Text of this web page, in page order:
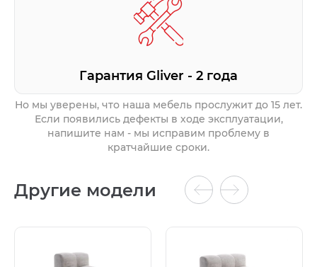
Гарантия Gliver - 2 года
Но мы уверены, что наша мебель прослужит до 15 лет.
Если появились дефекты в ходе эксплуатации,
напишите нам - мы исправим проблему в
кратчайшие сроки.
Другие модели